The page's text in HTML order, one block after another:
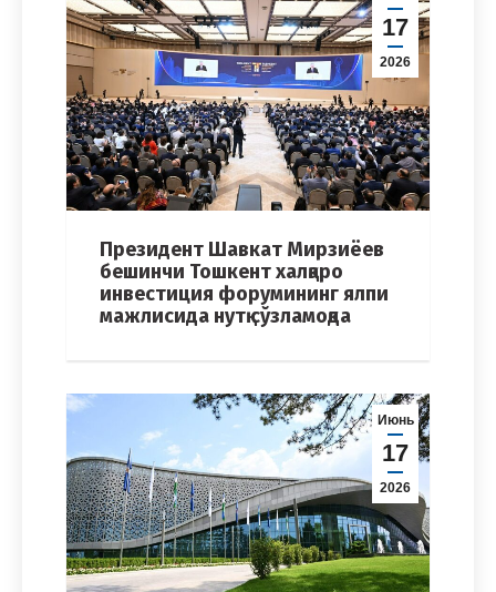
17
2026
Президент Шавкат Мирзиёев
бешинчи Тошкент халқаро
инвестиция форумининг ялпи
мажлисида нутқ сўзламоқда
Июнь
17
2026